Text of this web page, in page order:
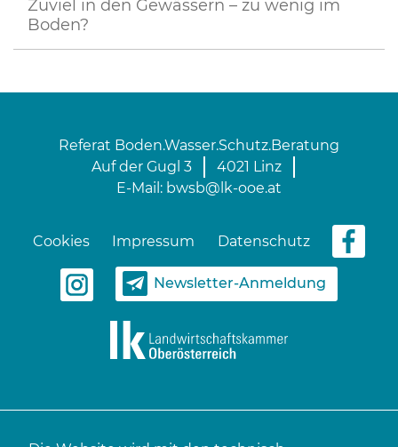
Zuviel in den Gewässern – zu wenig im
Boden?
Referat Boden.Wasser.Schutz.Beratung
Auf der Gugl 3
4021 Linz
E-Mail: bwsb@lk-ooe.at
Cookies Impressum Datenschutz
Newsletter-Anmeldung